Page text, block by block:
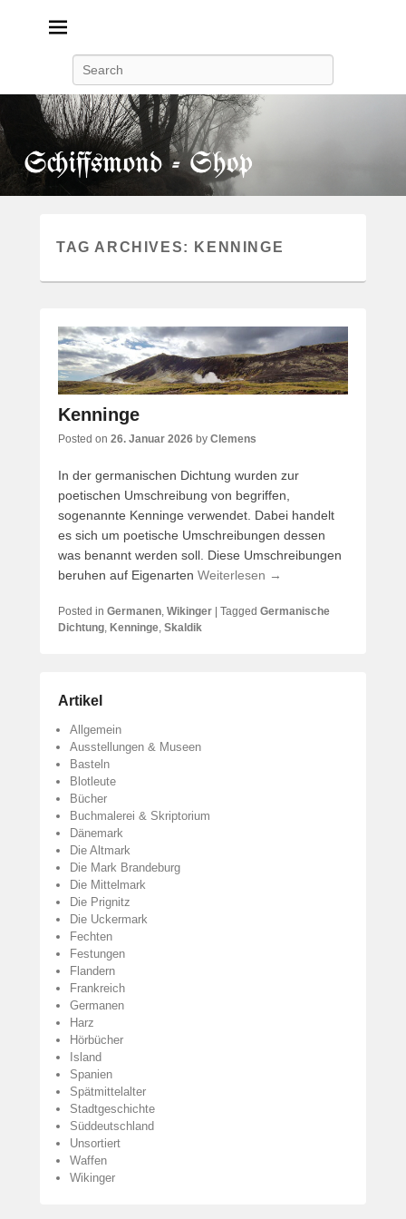
TAG ARCHIVES: KENNINGE
Kenninge
Posted on 26. Januar 2026 by Clemens
In der germanischen Dichtung wurden zur
poetischen Umschreibung von begriffen,
sogenannte Kenninge verwendet. Dabei handelt
es sich um poetische Umschreibungen dessen
was benannt werden soll. Diese Umschreibungen
beruhen auf Eigenarten Weiterlesen →
Posted in Germanen Wikinger | Tagged Germanische
Dichtung Kenninge Skaldik
Artikel
Allgemein
Ausstellungen & Museen
Basteln
Blotleute
Bücher
Buchmalerei & Skriptorium
Dänemark
Die Altmark
Die Mark Brandeburg
Die Mittelmark
Die Prignitz
Die Uckermark
Fechten
Festungen
Flandern
Frankreich
Germanen
Harz
Hörbücher
Island
Spanien
Spätmittelalter
Stadtgeschichte
Süddeutschland
Unsortiert
Waffen
Wikinger